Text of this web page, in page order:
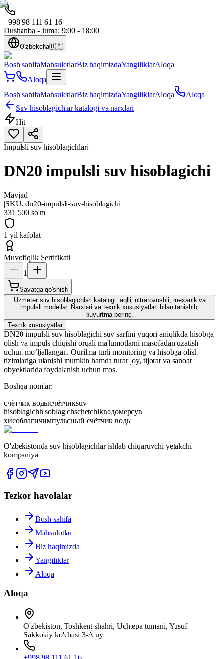
+998 98 111 61 16
Dushanba - Juma: 9:00 - 18:00
O'zbekcha🇺🇿
Bosh sahifaMahsulotlarBiz haqimizdaYangiliklarAloqa
Aloqa
Bosh sahifaMahsulotlarBiz haqimizdaYangiliklarAloqa
Aloqa
Suv hisoblagichlar katalogi va narxlari
Hit
Impulsli suv hisoblagichlari
DN20 impulsli suv hisoblagichi
Mavjud
|SKU: dn20-impulsli-suv-hisoblagichi
331 500 so'm
1 yil kafolat
Muvofiqlik Sertifikati
1
Savatga qo'shish
Uzmeter suv hisoblagichlari katalogi: aqlli, ultratovushli, mexanik va
impulsli modellar. Narxlari va texnik xususiyatlari bilan tanishib,
buyurtma bering.
Texnik xususiyatlar
DN20 impulsli suv hisoblagichi suv sarfini yuqori aniqlikda hisobga
olish va impuls chiqishi orqali ma'lumotlarni masofadan uzatish
uchun mo‘ljallangan. Qurilma turli monitoring va hisobga olish
tizimlariga ulanishi mumkin hamda turar joy, tijorat va sanoat
obyektlarida foydalanish uchun mos.
Boshqa nomlar:
счётчик водысчётчикsuv
hisoblagichhisoblagichschetchikводомерсув
хисоблагичимпульсный счётчик воды
O'zbekistonda suv hisoblagichlar ishlab chiqaruvchi yetakchi
kompaniya
Tezkor havolalar
Bosh sahifa
Mahsulotlar
Biz haqimizda
Yangiliklar
Aloqa
Aloqa
O'zbekiston, Toshkent shahri, Uchtepa tumani, Yusuf
Sakkokiy ko'chasi 3-A uy
+998 98 111 61 16